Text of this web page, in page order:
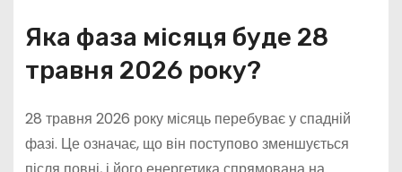
Яка фаза місяця буде 28
травня 2026 року?
28 травня 2026 року місяць перебуває у спадній
фазі. Це означає, що він поступово зменшується